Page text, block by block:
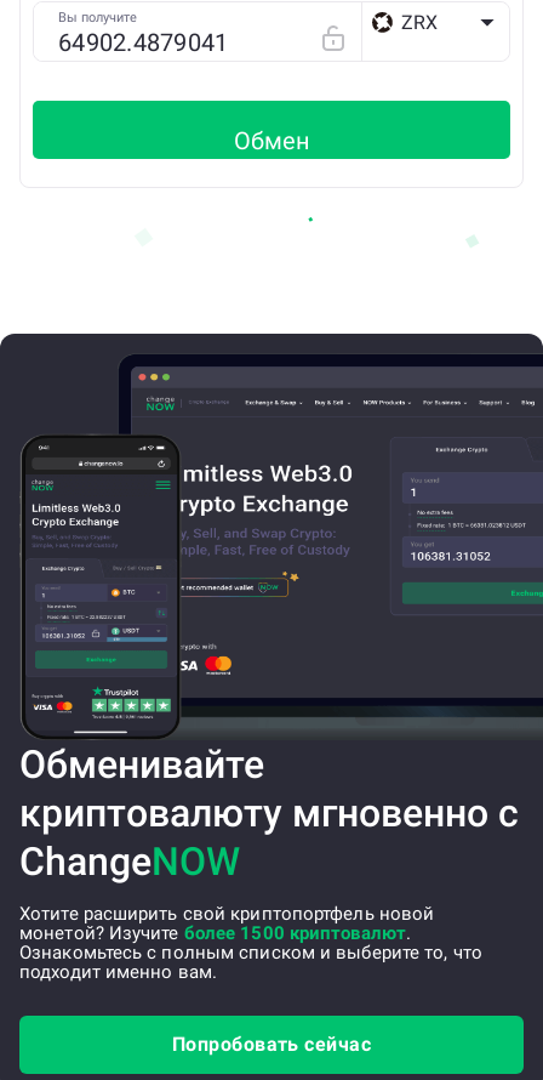
Вы получите ZRX
Обмен
Обменивайте
криптовалюту мгновенно с
ChangeNOW
Хотите расширить свой криптопортфель новой
монетой? Изучите более 1500 криптовалют.
Ознакомьтесь с полным списком и выберите то, что
подходит именно вам.
Попробовать сейчас